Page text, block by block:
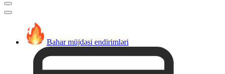
Bahar müjdəsi endirimləri